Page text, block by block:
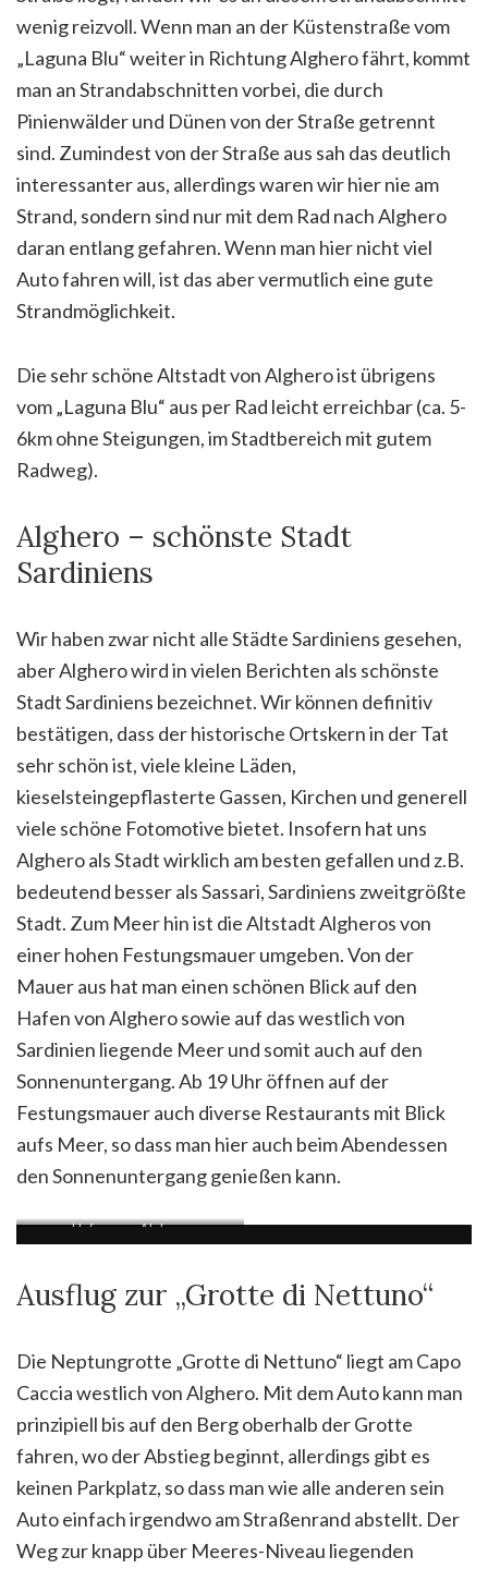
wenig reizvoll. Wenn man an der Küstenstraße vom
„Laguna Blu“ weiter in Richtung Alghero fährt, kommt
man an Strandabschnitten vorbei, die durch
Pinienwälder und Dünen von der Straße getrennt
sind. Zumindest von der Straße aus sah das deutlich
interessanter aus, allerdings waren wir hier nie am
Strand, sondern sind nur mit dem Rad nach Alghero
daran entlang gefahren. Wenn man hier nicht viel
Auto fahren will, ist das aber vermutlich eine gute
Strandmöglichkeit.
Die sehr schöne Altstadt von Alghero ist übrigens
vom „Laguna Blu“ aus per Rad leicht erreichbar (ca. 5-
6km ohne Steigungen, im Stadtbereich mit gutem
Radweg).
Alghero – schönste Stadt
Sardiniens
Wir haben zwar nicht alle Städte Sardiniens gesehen,
aber Alghero wird in vielen Berichten als schönste
Stadt Sardiniens bezeichnet. Wir können definitiv
bestätigen, dass der historische Ortskern in der Tat
sehr schön ist, viele kleine Läden,
kieselsteingepflasterte Gassen, Kirchen und generell
viele schöne Fotomotive bietet. Insofern hat uns
Alghero als Stadt wirklich am besten gefallen und z.B.
bedeutend besser als Sassari, Sardiniens zweitgrößte
Stadt. Zum Meer hin ist die Altstadt Algheros von
einer hohen Festungsmauer umgeben. Von der
Mauer aus hat man einen schönen Blick auf den
Hafen von Alghero sowie auf das westlich von
Sardinien liegende Meer und somit auch auf den
Sonnenuntergang. Ab 19 Uhr öffnen auf der
Festungsmauer auch diverse Restaurants mit Blick
aufs Meer, so dass man hier auch beim Abendessen
den Sonnenuntergang genießen kann.
Hafen von Alghero
Ausflug zur „Grotte di Nettuno“
Die Neptungrotte „Grotte di Nettuno“ liegt am Capo
Caccia westlich von Alghero. Mit dem Auto kann man
prinzipiell bis auf den Berg oberhalb der Grotte
fahren, wo der Abstieg beginnt, allerdings gibt es
keinen Parkplatz, so dass man wie alle anderen sein
Auto einfach irgendwo am Straßenrand abstellt. Der
Weg zur knapp über Meeres-Niveau liegenden